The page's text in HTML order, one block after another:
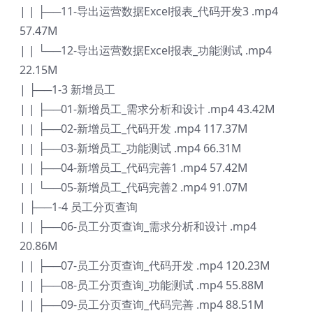
| | ├──11-导出运营数据Excel报表_代码开发3 .mp4
57.47M
| | └──12-导出运营数据Excel报表_功能测试 .mp4
22.15M
| ├──1-3 新增员工
| | ├──01-新增员工_需求分析和设计 .mp4 43.42M
| | ├──02-新增员工_代码开发 .mp4 117.37M
| | ├──03-新增员工_功能测试 .mp4 66.31M
| | ├──04-新增员工_代码完善1 .mp4 57.42M
| | └──05-新增员工_代码完善2 .mp4 91.07M
| ├──1-4 员工分页查询
| | ├──06-员工分页查询_需求分析和设计 .mp4
20.86M
| | ├──07-员工分页查询_代码开发 .mp4 120.23M
| | ├──08-员工分页查询_功能测试 .mp4 55.88M
| | ├──09-员工分页查询_代码完善 .mp4 88.51M